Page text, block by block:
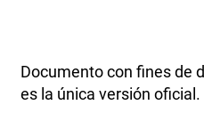
Documento con fines de
es la única versión oficial.